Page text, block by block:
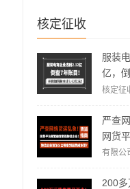
核定征收
服装
亿，
加罚
核定征
严查
网货
流企
有限公
200